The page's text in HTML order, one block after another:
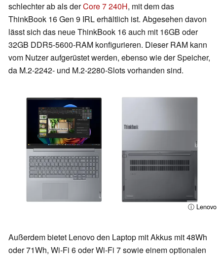
schlechter ab als derCore 7 240H, mit dem das
ThinkBook 16 Gen 9 IRL erhältlich ist. Abgesehen davon
lässt sich das neue ThinkBook 16 auch mit 16GB oder
32GB DDR5-5600-RAM konfigurieren. Dieser RAM kann
vom Nutzer aufgerüstet werden, ebenso wie der Speicher,
da M.2-2242- und M.2-2280-Slots vorhanden sind.
ⓘ Lenovo
Außerdem bietet Lenovo den Laptop mit Akkus mit 48Wh
oder 71Wh, Wi-Fi 6 oder Wi-Fi 7 sowie einem optionalen